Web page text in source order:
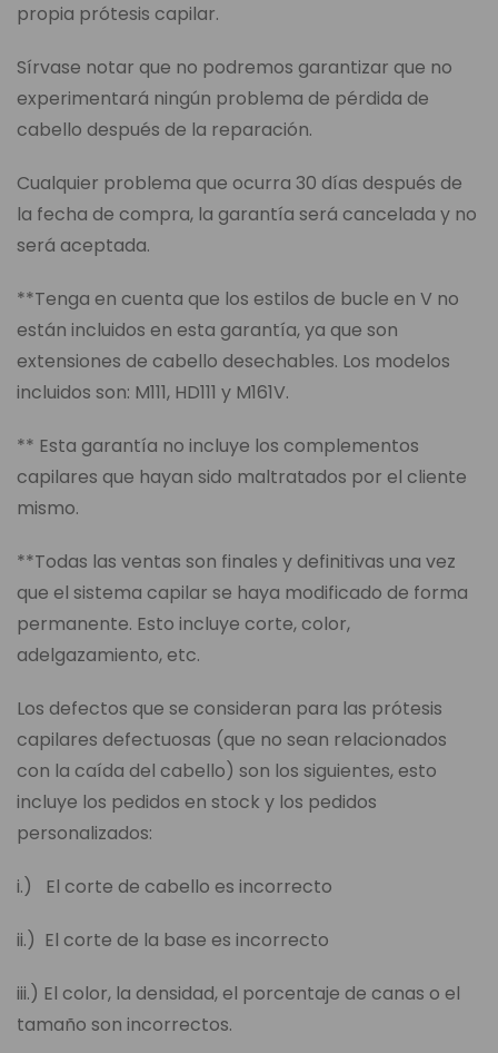
propia prótesis capilar.
Sírvase notar que no podremos garantizar que no
experimentará ningún problema de pérdida de
cabello después de la reparación.
Cualquier problema que ocurra 30 días después de
la fecha de compra, la garantía será cancelada y no
será aceptada.
**Tenga en cuenta que los estilos de bucle en V no
están incluidos en esta garantía, ya que son
extensiones de cabello desechables. Los modelos
incluidos son: M111, HD111 y M161V.
** Esta garantía no incluye los complementos
capilares que hayan sido maltratados por el cliente
mismo.
**Todas las ventas son finales y definitivas una vez
que el sistema capilar se haya modificado de forma
permanente. Esto incluye corte, color,
adelgazamiento, etc.
Los defectos que se consideran para las prótesis
capilares defectuosas (que no sean relacionados
con la caída del cabello) son los siguientes, esto
incluye los pedidos en stock y los pedidos
personalizados:
i.) El corte de cabello es incorrecto
ii.) El corte de la base es incorrecto
iii.) El color, la densidad, el porcentaje de canas o el
tamaño son incorrectos.